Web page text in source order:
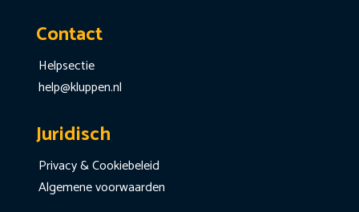
Contact
Helpsectie
help@kluppen.nl
Juridisch
Privacy & Cookiebeleid
Algemene voorwaarden